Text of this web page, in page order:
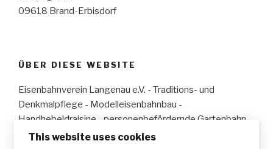
09618 Brand-Erbisdorf
ÜBER DIESE WEBSITE
Eisenbahnverein Langenau e.V. - Traditions- und
Denkmalpflege - Modelleisenbahnbau -
Handhebeldraisine - personenbefördernde Gartenbahn
This website uses cookies